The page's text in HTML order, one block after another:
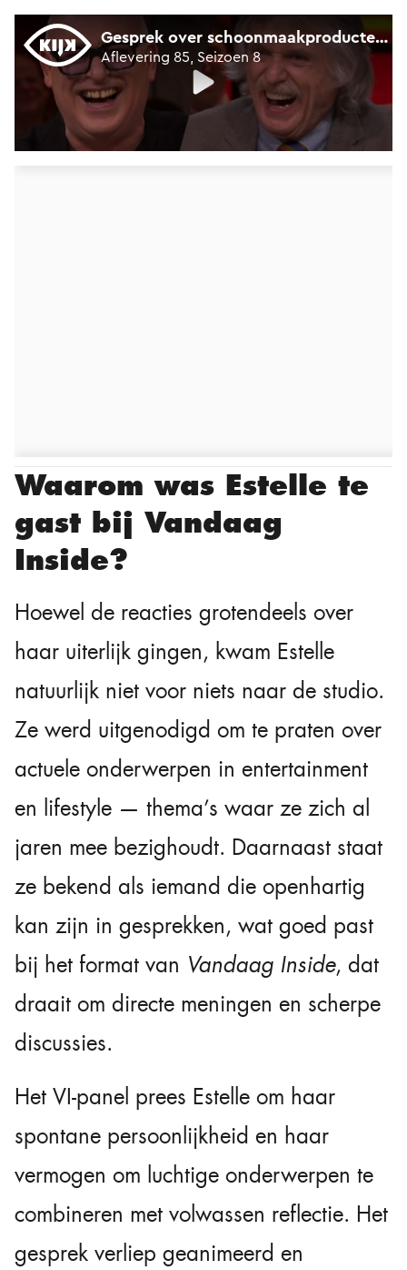
Waarom was Estelle te
gast bij Vandaag
Inside?
Hoewel de reacties grotendeels over
haar uiterlijk gingen, kwam Estelle
natuurlijk niet voor niets naar de studio.
Ze werd uitgenodigd om te praten over
actuele onderwerpen in entertainment
en lifestyle — thema’s waar ze zich al
jaren mee bezighoudt. Daarnaast staat
ze bekend als iemand die openhartig
kan zijn in gesprekken, wat goed past
bij het format van Vandaag Inside, dat
draait om directe meningen en scherpe
discussies.
Het VI-panel prees Estelle om haar
spontane persoonlijkheid en haar
vermogen om luchtige onderwerpen te
combineren met volwassen reflectie. Het
gesprek verliep geanimeerd en